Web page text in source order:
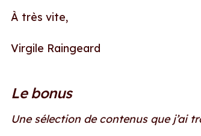
À très vite,
Virgile Raingeard
Le bonus
Une sélection de contenus que j’ai